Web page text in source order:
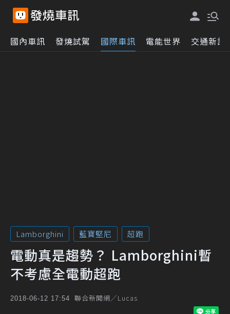
國內車訊 發燒試駕 國際車訊 電能世界 交通新訊
Lamborghini 藍寶堅尼 超跑
電動真是趨勢？ Lamborghini暫
不考慮全電動超跑
2018-06-12 17:54 聯合新聞網／Lucas